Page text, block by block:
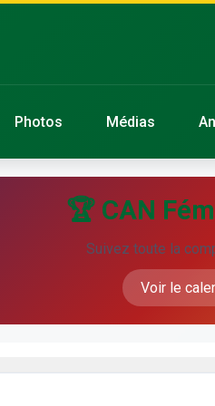
Photos Médias
🏆 CAN
Suivez toute la
Voir le